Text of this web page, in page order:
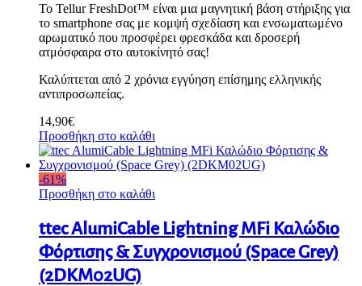
Το Tellur FreshDot™ είναι μια μαγνητική βάση στήριξης για
το smartphone σας με κομψή σχεδίαση και ενσωματωμένο
αρωματικό που προσφέρει φρεσκάδα και δροσερή
ατμόσφαιρα στο αυτοκίνητό σας!
Καλύπτεται από 2 χρόνια εγγύηση επίσημης ελληνικής
αντιπροσωπείας.
14,90€
Προσθήκη στο καλάθι
-61%
Προσθήκη στο καλάθι
ttec AlumiCable Lightning MFi Καλώδιο
Φόρτισης & Συγχρονισμού (Space Grey)
(2DKM02UG)